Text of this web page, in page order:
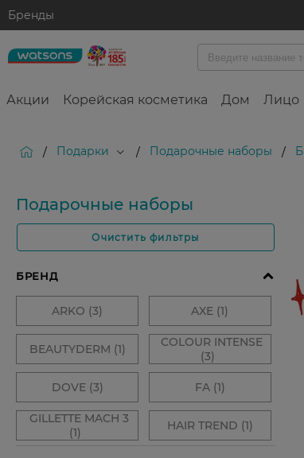
Бренды
Акции Корейская косметика Дом Лицо
/ Подарки / Подарочные наборы /
Подарочные наборы
Очистить фильтры